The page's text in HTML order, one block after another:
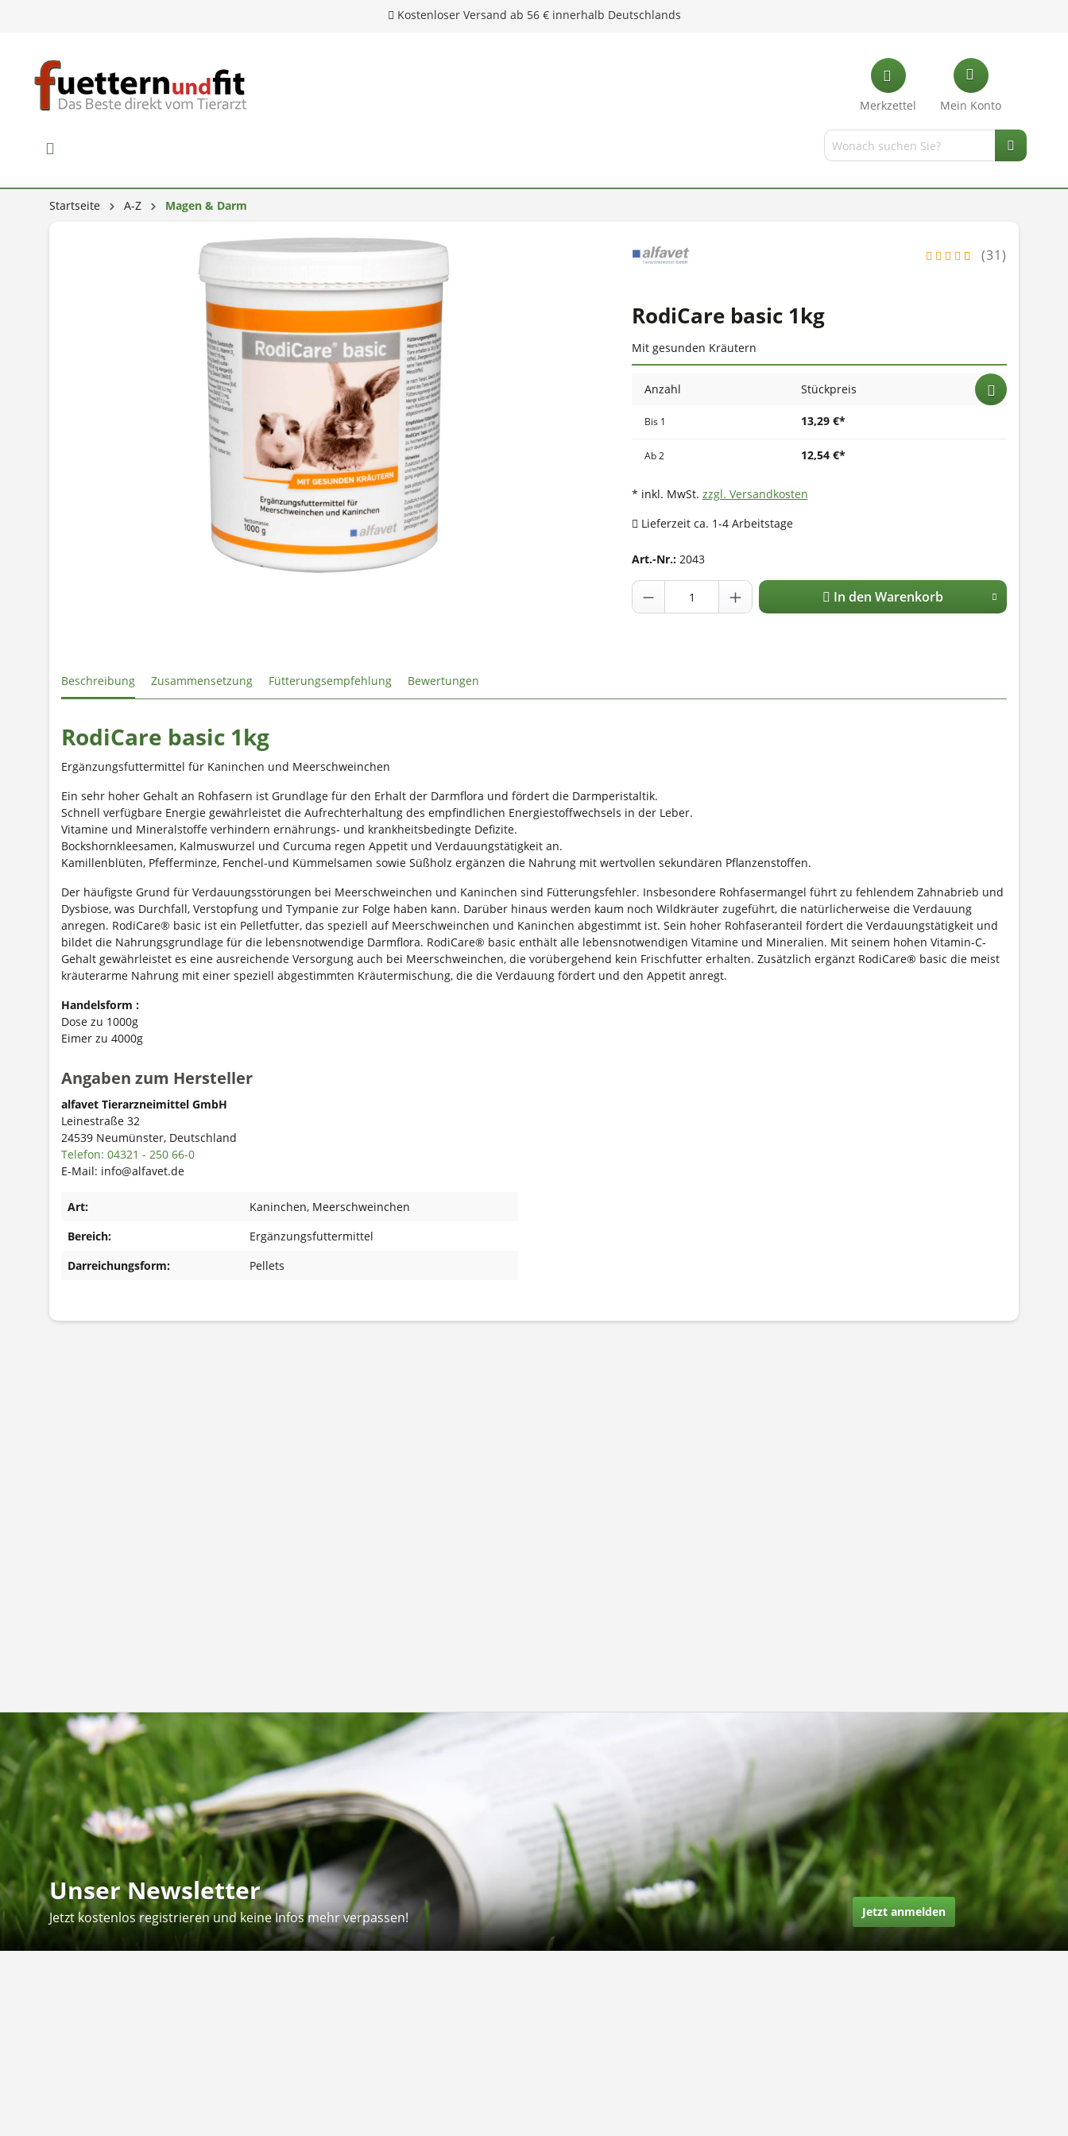
Kostenloser Versand ab 56 € innerhalb Deutschlands
Merkzettel Mein Konto
Startseite A-Z Magen & Darm
(31)
RodiCare basic 1kg
Mit gesunden Kräutern
Anzahl Stückpreis
Bis 1 13,29 €*
Ab2 12,54 €*
* inkl. MwSt. zzgl. Versandkosten
Lieferzeit ca. 1-4 Arbeitstage
Art.-Nr.: 2043
In den Warenkorb
Beschreibung Zusammensetzung Fütterungsempfehlung Bewertungen
RodiCare basic 1kg
Ergänzungsfuttermittel für Kaninchen und Meerschweinchen
Ein sehr hoher Gehalt an Rohfasern ist Grundlage für den Erhalt der Darmflora und fördert die Darmperistaltik.
Schnell verfügbare Energie gewährleistet die Aufrechterhaltung des empfindlichen Energiestoffwechsels in der Leber.
Vitamine und Mineralstoffe verhindern ernährungs- und krankheitsbedingte Defizite.
Bockshornkleesamen, Kalmuswurzel und Curcuma regen Appetit und Verdauungstätigkeit an.
Kamillenblüten, Pfefferminze, Fenchel-und Kümmelsamen sowie Süßholz ergänzen die Nahrung mit wertvollen sekundären Pflanzenstoffen.
Der häufigste Grund für Verdauungsstörungen bei Meerschweinchen und Kaninchen sind Fütterungsfehler. Insbesondere Rohfasermangel führt zu fehlendem Zahnabrieb und
Dysbiose, was Durchfall, Verstopfung und Tympanie zur Folge haben kann. Darüber hinaus werden kaum noch Wildkräuter zugeführt, die natürlicherweise die Verdauung
anregen. RodiCare® basic ist ein Pelletfutter, das speziell auf Meerschweinchen und Kaninchen abgestimmt ist. Sein hoher Rohfaseranteil fördert die Verdauungstätigkeit und
bildet die Nahrungsgrundlage für die lebensnotwendige Darmflora. RodiCare® basic enthält alle lebensnotwendigen Vitamine und Mineralien. Mit seinem hohen Vitamin-C-
Gehalt gewährleistet es eine ausreichende Versorgung auch bei Meerschweinchen, die vorübergehend kein Frischfutter erhalten. Zusätzlich ergänzt RodiCare® basic die meist
kräuterarme Nahrung mit einer speziell abgestimmten Kräutermischung, die die Verdauung fördert und den Appetit anregt.
Handelsform :
Dose zu 1000g
Eimer zu 4000g
Angaben zum Hersteller
alfavet Tierarzneimittel GmbH
Leinestraße 32
24539 Neumünster, Deutschland
Telefon: 04321 - 250 66-0
E-Mail: info@alfavet.de
Art: Kaninchen, Meerschweinchen
Bereich:
Ergänzungsfuttermittel
Darreichungsform:
Pellets
Unser Newsletter
Jetzt kostenlos registrieren und keine Infos mehr verpassen! Jetzt anmelden